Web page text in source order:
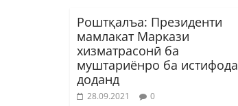
Роштқалъа: Президенти
мамлакат Маркази
хизматрасонӣ ба
муштариёнро ба истифода
доданд
28.09.2021 0